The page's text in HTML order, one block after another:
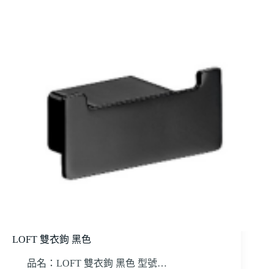
LOFT 雙衣鉤 黑色
品名：LOFT 雙衣鉤 黑色 型號…